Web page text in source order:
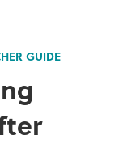
GUIDE